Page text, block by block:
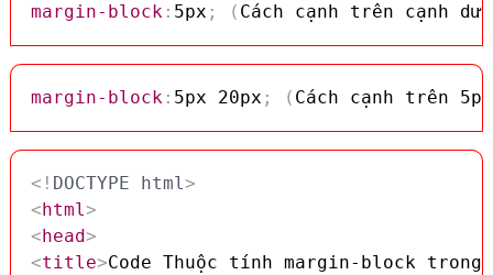
margin-block: 5px ; ( Cách cạnh trên cạnh
margin-block: 5px 20px ; ( Cách cạnh trên 5px
<! DOCTYPE html>
<html>
<head>
<title>Code Thuộc tính margin-block trong